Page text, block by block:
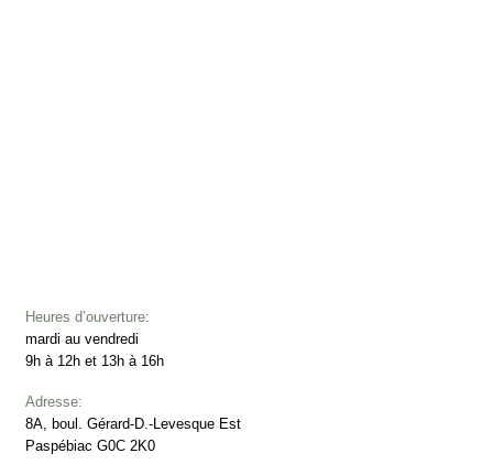
Heures d’ouverture:
mardi au vendredi
9h à 12h et 13h à 16h
Adresse:
8A, boul. Gérard-D.-Levesque Est
Paspébiac G0C 2K0